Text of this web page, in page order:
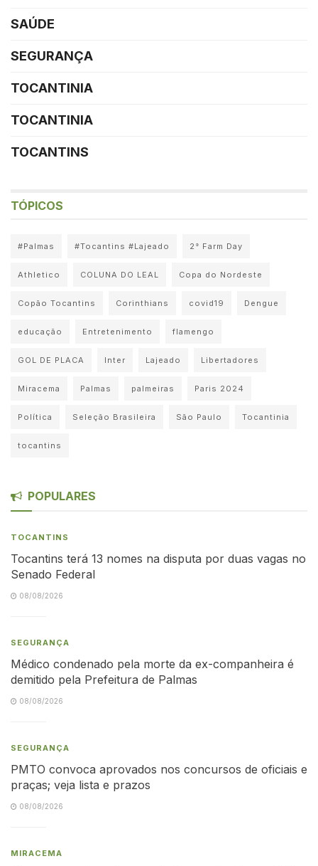
SAÚDE
SEGURANÇA
TOCANTINIA
TOCANTINIA
TOCANTINS
TÓPICOS
#Palmas #Tocantins #Lajeado 2° Farm Day
Athletico COLUNA DO LEAL Copa do Nordeste
Copão Tocantins Corinthians covid19 Dengue
educação Entretenimento flamengo
GOL DE PLACA Inter Lajeado Libertadores
Miracema Palmas palmeiras Paris 2024
Política Seleção Brasileira São Paulo Tocantinia
tocantins
POPULARES
TOCANTINS
Tocantins terá 13 nomes na disputa por duas vagas no
Senado Federal
08/08/2026
SEGURANÇA
Médico condenado pela morte da ex-companheira é
demitido pela Prefeitura de Palmas
08/08/2026
SEGURANÇA
PMTO convoca aprovados nos concursos de oficiais e
praças; veja lista e prazos
08/08/2026
MIRACEMA